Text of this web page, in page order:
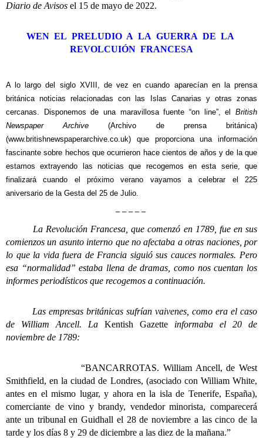
Diario de Avisos el 15 de mayo de 2022.
WEN EL PRELUDIO A LA GUERRA DE LA
REVOLCUIÓN FRANCESA
A lo largo del siglo XVIII, de vez en cuando aparecían en la prensa
británica noticias relacionadas con las Islas Canarias y otras zonas
cercanas. Disponemos de una maravillosa fuente “on line”, el British
Newspaper Archive (Archivo de prensa británica)
(www.britishnewspaperarchive.co.uk) que proporciona una información
fascinante sobre hechos que ocurrieron hace cientos de años y de la que
estamos extrayendo las noticias que recogemos en esta serie, que
finalizará cuando el próximo verano vayamos a celebrar el 225
aniversario de la Gesta del 25 de Julio.
– – – – –
La Revolución Francesa, que comenzó en 1789, fue en sus
comienzos un asunto interno que no afectaba a otras naciones, por
lo que la vida fuera de Francia siguió sus cauces normales. Pero
esa “normalidad” estaba llena de dramas, como nos cuentan los
informes periodísticos que recogemos a continuación.
Las empresas británicas sufrían vaivenes, como era el caso
de William Ancell. La Kentish Gazette informaba el 20 de
noviembre de 1789:
“BANCARROTAS. William Ancell, de West
Smithfield, en la ciudad de Londres, (asociado con William White,
antes en el mismo lugar, y ahora en la isla de Tenerife, España),
comerciante de vino y brandy, vendedor minorista, comparecerá
ante un tribunal en Guidhall el 28 de noviembre a las cinco de la
tarde y los días 8 y 29 de diciembre a las diez de la mañana.”